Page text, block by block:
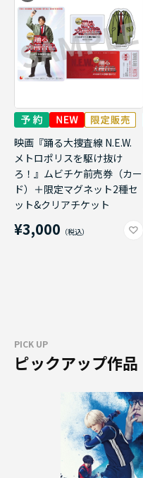
映画『踊る大捜査線 N.E.W.
メトロポリスを駆け抜け
ろ！』ムビチケ前売券（カー
ド）＋限定マグネット2種セ
ット&クリアチケット
¥3,000
PICK UP
ピックアップ作品